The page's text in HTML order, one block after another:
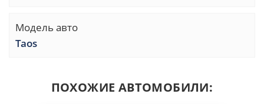
Модель авто
Taos
ПОХОЖИЕ АВТОМОБИЛИ: